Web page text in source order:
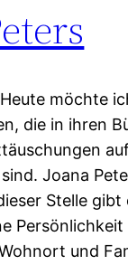
möchte
die in ihren
Joana
Stelle
und